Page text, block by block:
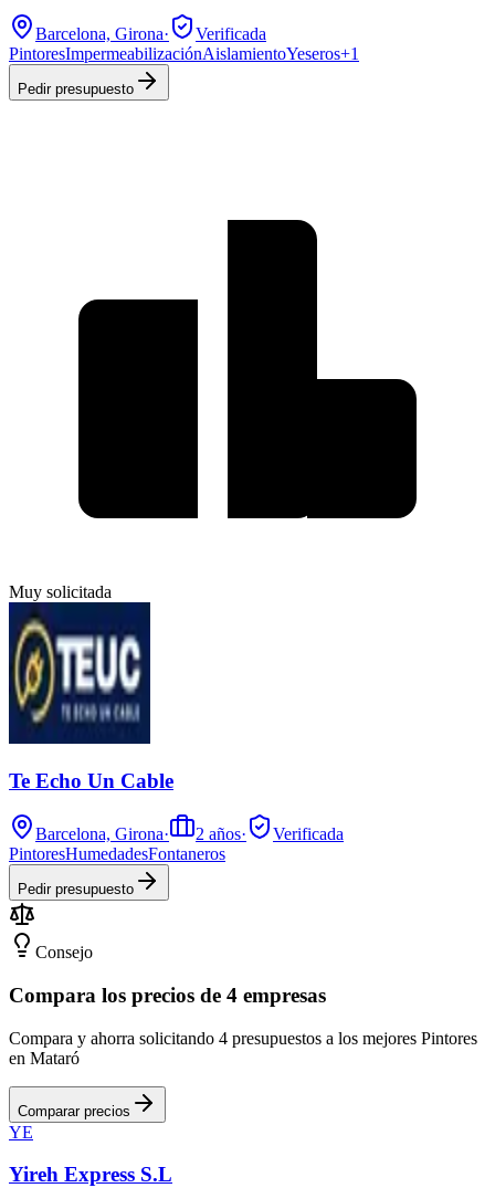
Barcelona, Girona·
Verificada
PintoresImpermeabilizaciónAislamientoYeseros+1
Pedir presupuesto
Muy solicitada
Te Echo Un Cable
Barcelona, Girona· 2 años·
Verificada
PintoresHumedadesFontaneros
Pedir presupuesto
Consejo
Compara los precios de 4 empresas
Compara y ahorra solicitando 4 presupuestos a los mejores Pintores
en Mataró
Comparar precios
YE
Yireh Express S.L